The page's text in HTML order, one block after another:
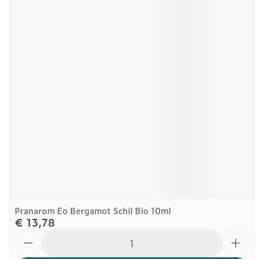
Pranarom Eo Bergamot Schil Bio 10ml
€ 13,78